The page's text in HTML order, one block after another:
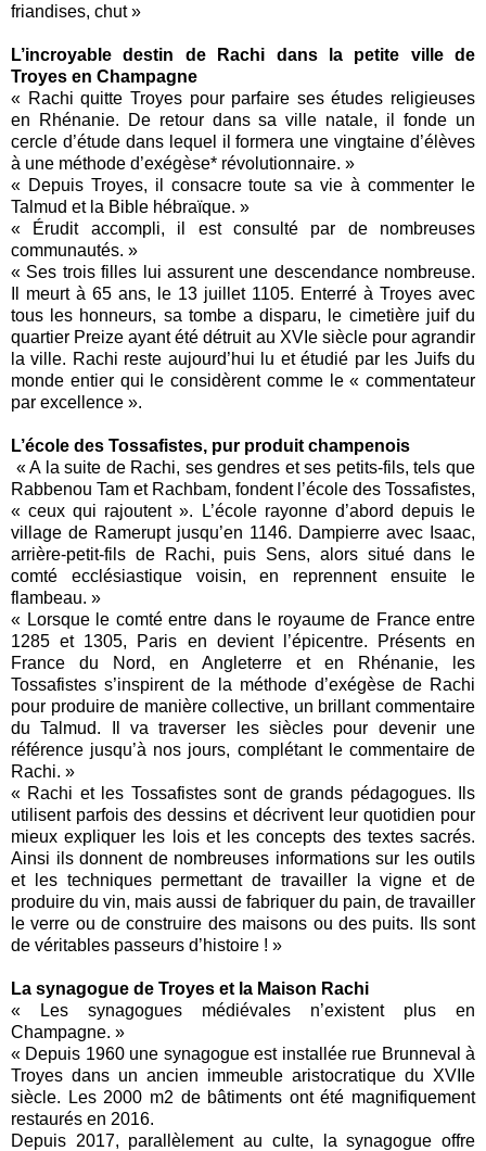
friandises, chut »
L’incroyable destin de Rachi dans la petite ville de
Troyes en Champagne
« Rachi quitte Troyes pour parfaire ses études religieuses
en Rhénanie. De retour dans sa ville natale, il fonde un
cercle d’étude dans lequel il formera une vingtaine d’élèves
à une méthode d’exégèse* révolutionnaire. »
« Depuis Troyes, il consacre toute sa vie à commenter le
Talmud et la Bible hébraïque. »
« Érudit accompli, il est consulté par de nombreuses
communautés. »
« Ses trois filles lui assurent une descendance nombreuse.
Il meurt à 65 ans, le 13 juillet 1105. Enterré à Troyes avec
tous les honneurs, sa tombe a disparu, le cimetière juif du
quartier Preize ayant été détruit au XVIe siècle pour agrandir
la ville. Rachi reste aujourd’hui lu et étudié par les Juifs du
monde entier qui le considèrent comme le « commentateur
par excellence ».
L’école des Tossafistes, pur produit champenois
« A la suite de Rachi, ses gendres et ses petits-fils, tels que
Rabbenou Tam et Rachbam, fondent l’école des Tossafistes,
« ceux qui rajoutent ». L’école rayonne d’abord depuis le
village de Ramerupt jusqu’en 1146. Dampierre avec Isaac,
arrière-petit-fils de Rachi, puis Sens, alors situé dans le
comté ecclésiastique voisin, en reprennent ensuite le
flambeau. »
« Lorsque le comté entre dans le royaume de France entre
1285 et 1305, Paris en devient l’épicentre. Présents en
France du Nord, en Angleterre et en Rhénanie, les
Tossafistes s’inspirent de la méthode d’exégèse de Rachi
pour produire de manière collective, un brillant commentaire
du Talmud. Il va traverser les siècles pour devenir une
référence jusqu’à nos jours, complétant le commentaire de
Rachi. »
« Rachi et les Tossafistes sont de grands pédagogues. Ils
utilisent parfois des dessins et décrivent leur quotidien pour
mieux expliquer les lois et les concepts des textes sacrés.
Ainsi ils donnent de nombreuses informations sur les outils
et les techniques permettant de travailler la vigne et de
produire du vin, mais aussi de fabriquer du pain, de travailler
le verre ou de construire des maisons ou des puits. Ils sont
de véritables passeurs d’histoire ! »
La synagogue de Troyes et la Maison Rachi
« Les synagogues médiévales n’existent plus en
Champagne. »
« Depuis 1960 une synagogue est installée rue Brunneval à
Troyes dans un ancien immeuble aristocratique du XVIIe
siècle. Les 2000 m2 de bâtiments ont été magnifiquement
restaurés en 2016.
Depuis 2017, parallèlement au culte, la synagogue offre